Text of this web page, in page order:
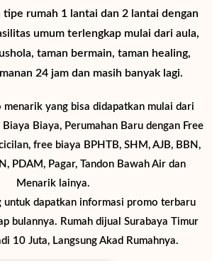
rumah 1 lantai dan 2 lantai dengan
umum terlengkap mulai dari aula,
taman bermain, taman healing,
24 jam dan masih banyak lagi.
menarik yang bisa didapatkan mulai dari
Biaya Biaya, Perumahan Baru dengan Free
free biaya BPHTB, SHM, AJB, BBN,
PDAM, Pagar, Tandon Bawah Air dan
Menarik lainya.
untuk dapatkan informasi promo terbaru
bulannya. Rumah dijual Surabaya Timur
10 Juta, Langsung Akad Rumahnya.